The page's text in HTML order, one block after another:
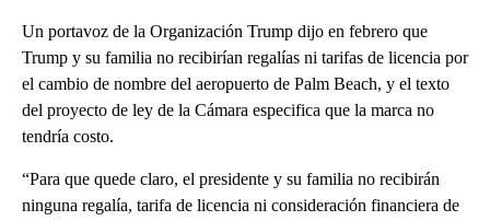
Un portavoz de la Organización Trump dijo en febrero que
Trump y su familia no recibirían regalías ni tarifas de licencia por
el cambio de nombre del aeropuerto de Palm Beach, y el texto
del proyecto de ley de la Cámara especifica que la marca no
tendría costo.
“Para que quede claro, el presidente y su familia no recibirán
ninguna regalía, tarifa de licencia ni consideración financiera de